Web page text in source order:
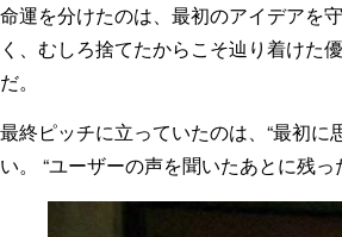
命運を分けたのは、最初のアイデアを
く、むしろ捨てたからこそ辿り着けた
だ。
最終ピッチに立っていたのは、“最初に
い。 “ユーザーの声を聞いたあとに残っ